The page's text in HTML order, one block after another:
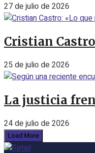
27 de julio de 2026
Cristian
25 de julio de 2026
La justicia
24 de julio de 2026
Load More